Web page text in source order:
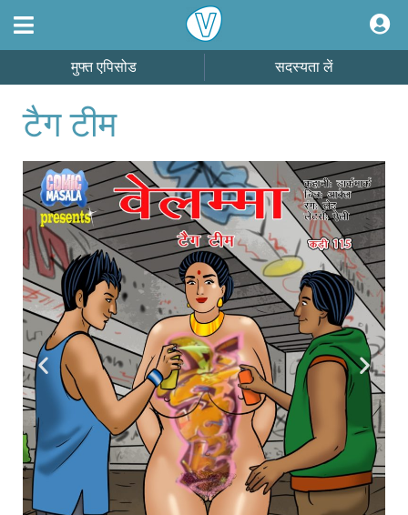
मुफ्त एपिसोड सदस्यता लें
टैग टीम